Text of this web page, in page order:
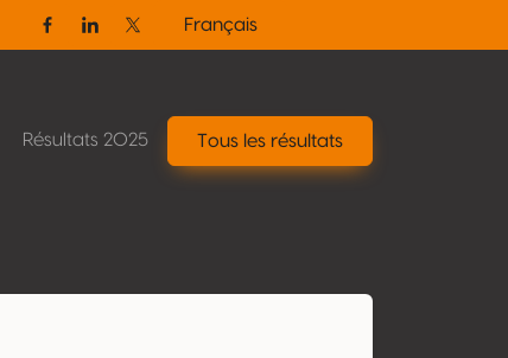
FacebookLinkedinTwitter / X
Français
Résultats 2025 Tous les résultats